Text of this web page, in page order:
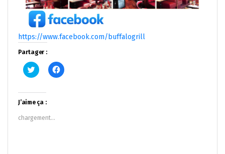
https://www.facebook.com/buffalogrill
Partager :
Cliquez
pour
Twitter(ouvre
dans
une
nouvelle
fenêtre)
Cliquez
pour
J’aime ça :
chargement…